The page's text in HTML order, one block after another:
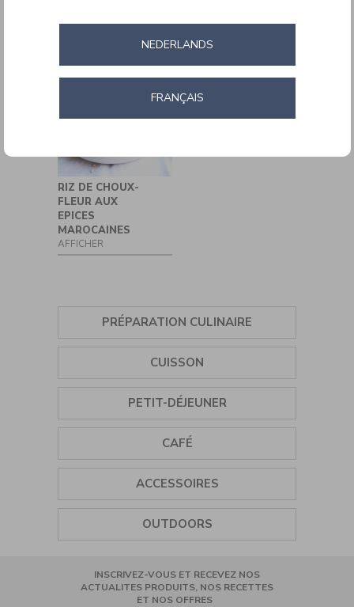
Robot Multifonction
Steamers
AFFICHER
RIZ DE CHOUX-
FLEUR AUX
EPICES
MAROCAINES
AFFICHER
PRÉPARATION CULINAIRE
SORBETIÈRE
MIXEUR PLONGEANT
MINI HÂCHOIR
ROBOT MULTIFONCTION
BLENDER
BATTEUR
ROBOT PÂTISSIER
CUISSON
GRILL
PLANCHA
CUISEUR VAPEUR
CUISEUR À CÉRÉALES
AIR FRYER
MINI OVEN
PETIT-DÉJEUNER
BOUILLOIRE
GRILLE-PAIN
PRESSE-AGRUMES
CAFETIÈRE FILTRE
CAFÉ
ACCESSOIRES
CASSEROLES ET POÊLES
OUTDOORS
INSCRIVEZ-VOUS ET RECEVEZ NOS
ACTUALITES PRODUITS, NOS RECETTES
ET NOS OFFRES
NEDERLANDS
FRANÇAIS